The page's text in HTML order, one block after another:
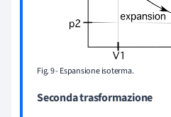
Fig. 9 - Espansione isoterma.
Seconda trasformazione